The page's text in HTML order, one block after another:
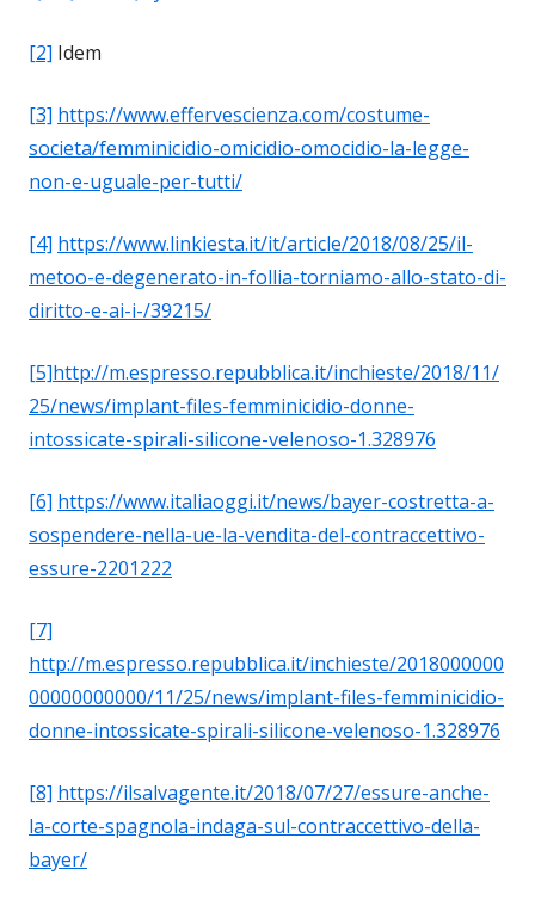
[2] Idem
[3] https://www.effervescienza.com/costume-
societa/femminicidio-omicidio-omocidio-la-legge-
non-e-uguale-per-tutti/
[4] https://www.linkiesta.it/it/article/2018/08/25/il-
metoo-e-degenerato-in-follia-torniamo-allo-stato-di-
diritto-e-ai-i-/39215/
[5]http://m.espresso.repubblica.it/inchieste/2018/11/
25/news/implant-files-femminicidio-donne-
intossicate-spirali-silicone-velenoso-1.328976
[6] https://www.italiaoggi.it/news/bayer-costretta-a-
sospendere-nella-ue-la-vendita-del-contraccettivo-
essure-2201222
[7]
http://m.espresso.repubblica.it/inchieste/2018000000
00000000000/11/25/news/implant-files-femminicidio-
donne-intossicate-spirali-silicone-velenoso-1.328976
[8] https://ilsalvagente.it/2018/07/27/essure-anche-
la-corte-spagnola-indaga-sul-contraccettivo-della-
bayer/